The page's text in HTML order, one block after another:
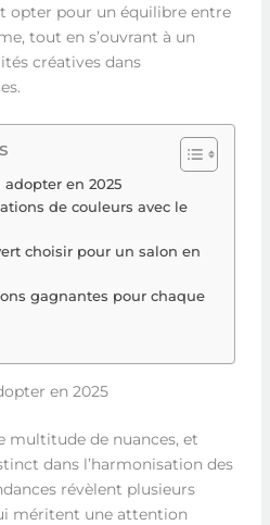
opter pour un équilibre entre
tout en s’ouvrant à un
créatives dans
en 2025
de couleurs avec le
choisir pour un salon en
gagnantes pour chaque
en 2025
multitude de nuances, et
dans l’harmonisation des
révèlent plusieurs
méritent une attention